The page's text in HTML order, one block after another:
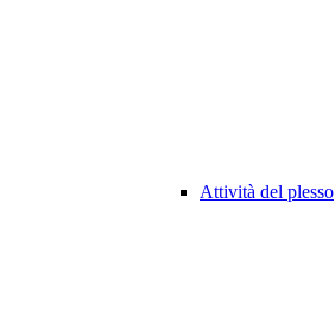
Attività del plesso